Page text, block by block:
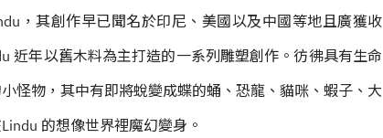
，其創作早已聞名於印尼、美國以及中國等地且廣獲收
近年以舊木料為主打造的一系列雕塑創作。彷彿具有生命
怪物，其中有即將蛻變成蝶的蛹、恐龍、貓咪、蝦子、大
的想像世界裡魔幻變身。